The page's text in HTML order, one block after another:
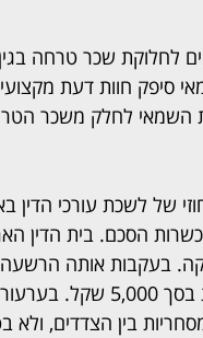
לחלוקת שכר טרחה
סיפק חוות דעת
השמאי לחלק משכר
של לשכת עורכי הדין
הסכם. בית הדין
לפי כלל 15 לכללי האתיקה. בעקבות
השעיה על תנאי, קנס של 25
בין הצדדים, ולא